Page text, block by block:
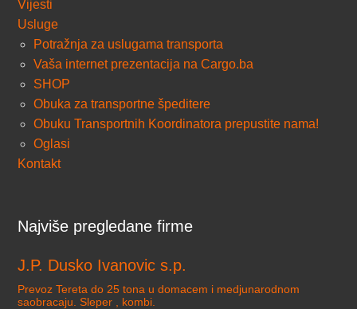
Vijesti
Usluge
Potražnja za uslugama transporta
Vaša internet prezentacija na Cargo.ba
SHOP
Obuka za transportne špeditere
Obuku Transportnih Koordinatora prepustite nama!
Oglasi
Kontakt
Najviše pregledane firme
J.P. Dusko Ivanovic s.p.
Prevoz Tereta do 25 tona u domacem i medjunarodnom
saobracaju. Sleper , kombi.